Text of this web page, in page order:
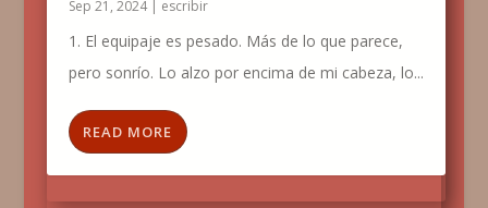
Sep 21, 2024| escribir
1. El equipaje es pesado. Más de lo que parece,
pero sonrío. Lo alzo por encima de mi cabeza, lo...
READ MORE